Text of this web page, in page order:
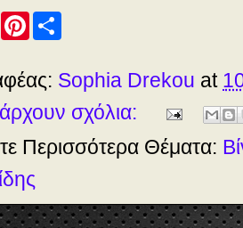
M
a
P
e
r
e
s
e
Sophia Drekou at
σχόλια:
Περισσότερα Θέματα: